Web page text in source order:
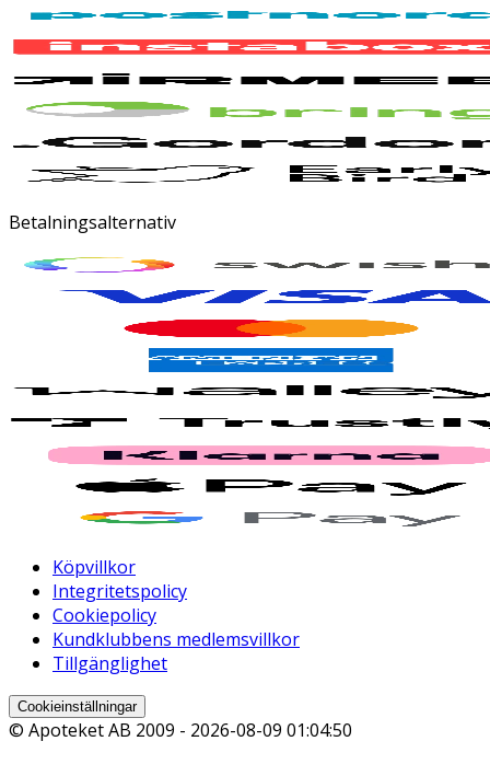
Betalningsalternativ
Köpvillkor
Integritetspolicy
Cookiepolicy
Kundklubbens medlemsvillkor
Tillgänglighet
Cookieinställningar
© Apoteket AB 2009 - 2026-08-09 01:04:50